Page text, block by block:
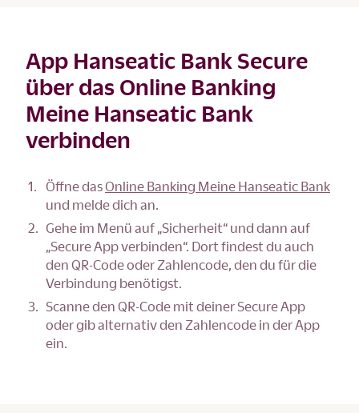
App Hanseatic Bank Secure
über das Online Banking
Meine Hanseatic Bank
verbinden
Öffne dasOnline Banking Meine Hanseatic Bank
und melde dich an.
Gehe im Menü auf „Sicherheit“ und dann auf
„Secure App verbinden“. Dort findest du auch
den QR-Code oder Zahlencode, den du für die
Verbindung benötigst.
Scanne den QR-Code mit deiner Secure App
oder gib alternativ den Zahlencode in der App
ein.